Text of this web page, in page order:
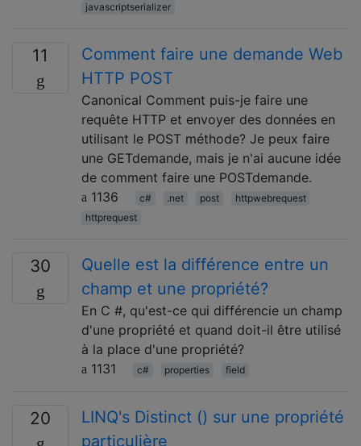
javascriptserializer
11
Comment faire une demande Web
HTTP POST
Canonical Comment puis-je faire une
requête HTTP et envoyer des données en
utilisant le POST méthode? Je peux faire
une GETdemande, mais je n'ai aucune idée
de comment faire une POSTdemande.
1136
c# .net post
httpwebrequest
httprequest
30
Quelle est la différence entre un
champ et une propriété?
En C #, qu'est-ce qui différencie un champ
d'une propriété et quand doit-il être utilisé
à la place d'une propriété?
1131
c# properties field
20
LINQ's Distinct () sur une propriété
particulière